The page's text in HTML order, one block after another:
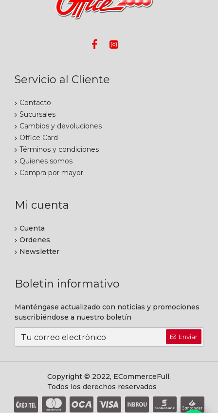
Servicio al Cliente
Contacto
Sucursales
Cambios y devoluciones
Office Card
Términos y condiciones
Quienes somos
Compra por mayor
Mi cuenta
Cuenta
Ordenes
Newsletter
Boletin informativo
Manténgase actualizado con noticias y promociones
suscribiéndose a nuestro boletín
Enviar
Copyright © 2022, ECommerceFull,
Todos los derechos reservados